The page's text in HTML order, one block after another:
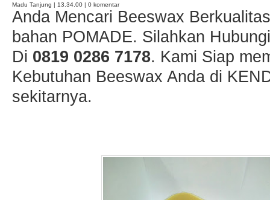
Madu Tanjung | 13.34.00 | 0 komentar
Anda Mencari Beeswax
bahan POMADE. Silahkan
Di 0819 0286 7178. Kami Siap
Kebutuhan Beeswax Anda di
sekitarnya.